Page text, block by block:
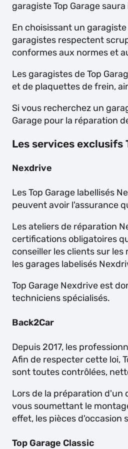
garagiste Top Garage
En choisissant un
garagistes respectent
conformes aux normes et
Les garagistes de Top
et de plaquettes de frein,
Si vous recherchez un
Garage pour la réparation
Les services exclusifs
Nexdrive
Les Top Garage labellisés
peuvent avoir l'assurance
Les ateliers de réparation
certifications obligatoires
conseiller les clients sur
les garages labelisés
Top Garage Nexdrive est
techniciens spécialisés.
Back2Car
Depuis 2017, les
Afin de respecter cette loi,
sont toutes contrôlées,
Lors de la préparation d'un
vous soumettant le
effet, les pièces d'occasion
Top Garage Classic